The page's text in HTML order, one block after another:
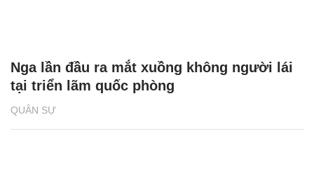
QUÂN SỰ
Nga lần đầu ra mắt xuồng không người lái
tại triển lãm quốc phòng